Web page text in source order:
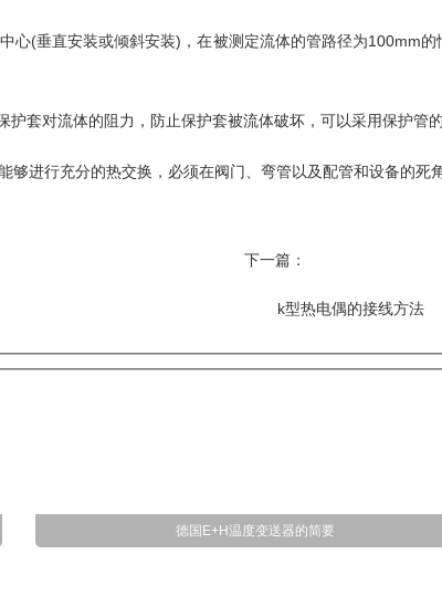
心(垂直安装或倾斜安装)，在被测定流体的管路径为100mm
套对流体的阻力，防止保护套被流体破坏，可以采用保护管
进行充分的热交换，必须在阀门、弯管以及配管和设备的死
下一篇：
k型热电偶的接线方法
德国E+H温度变送器的简要